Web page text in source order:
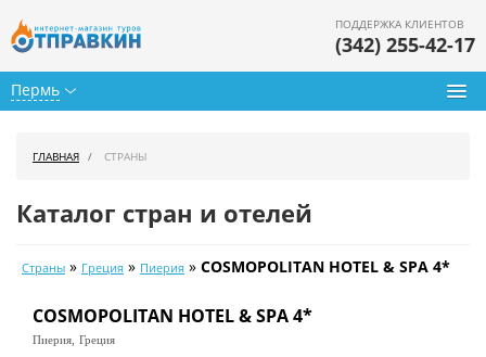
Пермь
ПОДДЕРЖКА КЛИЕНТОВ
(342) 255-42-17
Календарь туров
Цены дня
ГЛАВНАЯ СТРАНЫ
Каталог стран и отелей
Страны » Греция » Пиерия » COSMOPOLITAN HOTEL & SPA 4*
COSMOPOLITAN HOTEL & SPA 4*
Пиерия, Греция